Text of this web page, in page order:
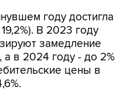
году достигла
В 2023 году
замедление
а в 2024 году - до 2%
цены в